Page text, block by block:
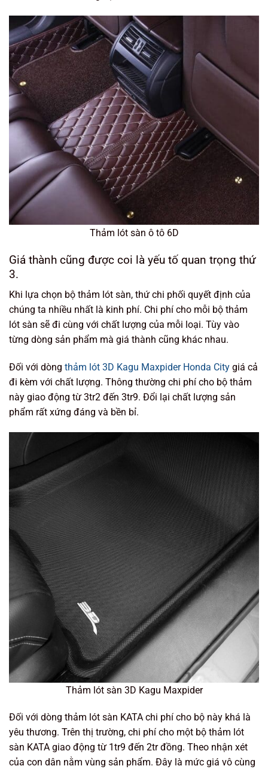
Thảm lót sàn ô tô 6D
Giá thành cũng được coi là yếu tố quan trọng thứ
3.
Khi lựa chọn bộ thảm lót sàn, thứ chi phối quyết định của
chúng ta nhiều nhất là kinh phí. Chi phí cho mỗi bộ thảm
lót sàn sẽ đi cùng với chất lượng của mỗi loại. Tùy vào
từng dòng sản phẩm mà giá thành cũng khác nhau.
Đối với dòng thảm lót 3D Kagu Maxpider Honda City giá cả
đi kèm với chất lượng. Thông thường chi phí cho bộ thảm
này giao động từ 3tr2 đến 3tr9. Đổi lại chất lượng sản
phẩm rất xứng đáng và bền bỉ.
Thảm lót sàn 3D Kagu Maxpider
Đối với dòng thảm lót sàn KATA chi phí cho bộ này khá là
yêu thương. Trên thị trường, chi phí cho một bộ thảm lót
sàn KATA giao động từ 1tr9 đến 2tr đồng. Theo nhận xét
của con dân nằm vùng sản phẩm. Đây là mức giá vô cùng